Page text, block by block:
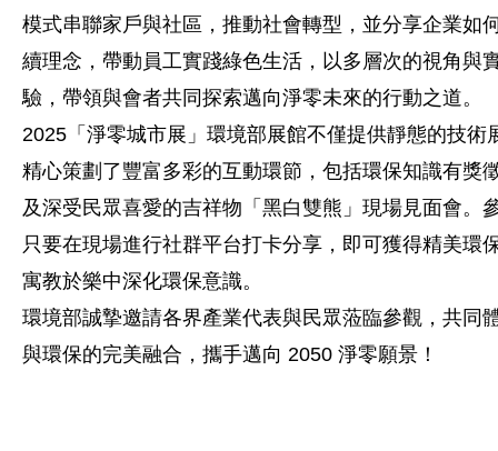
模式串聯家戶與社區，推動社會轉型，並分享企業如
續理念，帶動員工實踐綠色生活，以多層次的視角與
驗，帶領與會者共同探索邁向淨零未來的行動之道。
2025「淨零城市展」環境部展館不僅提供靜態的技術
精心策劃了豐富多彩的互動環節，包括環保知識有獎
及深受民眾喜愛的吉祥物「黑白雙熊」現場見面會。
只要在現場進行社群平台打卡分享，即可獲得精美環
寓教於樂中深化環保意識。
環境部誠摯邀請各界產業代表與民眾蒞臨參觀，共同
與環保的完美融合，攜手邁向 2050 淨零願景！